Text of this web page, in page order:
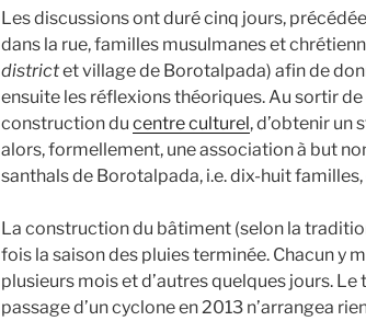
Les discussions ont duré cinq jours,
dans la rue, familles musulmanes et
districtet village de Borotalpada) afin de
ensuite les réflexions théoriques. Au sortir
construction du centre culturel, d’obtenir
alors, formellement, une association à but
santhals de Borotalpada, i.e. dix-huit
La construction du bâtiment (selon la
fois la saison des pluies terminée. Chacun y
plusieurs mois et d’autres quelques jours.
passage d’un cyclone en 2013 n’arrangea